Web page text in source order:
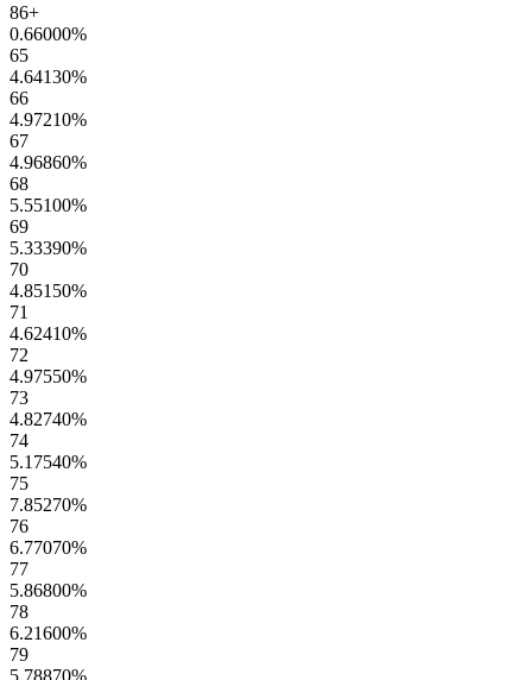
86+
0.66000%
65
4.64130%
66
4.97210%
67
4.96860%
68
5.55100%
69
5.33390%
70
4.85150%
71
4.62410%
72
4.97550%
73
4.82740%
74
5.17540%
75
7.85270%
76
6.77070%
77
5.86800%
78
6.21600%
79
5.78870%